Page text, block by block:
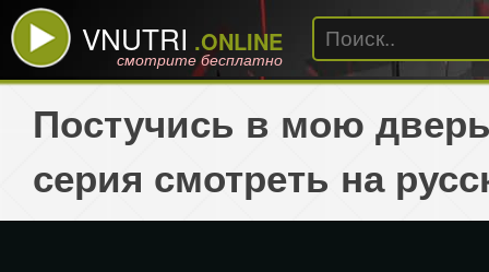
VNUTRI .ONLINE
смотрите бесплатно
Постучись в мою
серия смотреть на